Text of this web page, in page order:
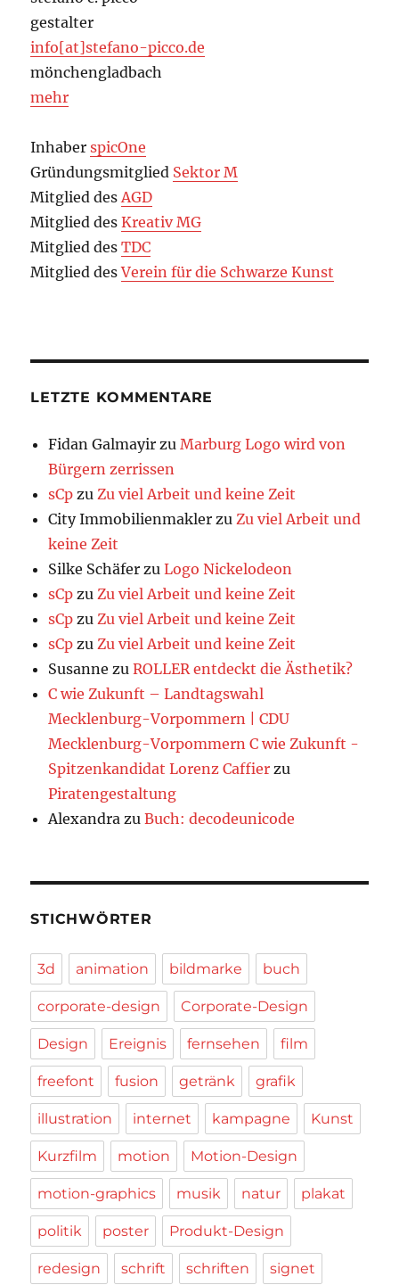
gestalter
info[at]stefano-picco.de
mönchengladbach
mehr
InhaberspicOne
Gründungsmitglied Sektor M
Mitglied des AGD
Mitglied desKreativ MG
Mitglied desTDC
Mitglied desVerein für die Schwarze Kunst
LETZTE KOMMENTARE
Fidan Galmayir zu Marburg Logo wird von
Bürgern zerrissen
sCp zu Zu viel Arbeit und keine Zeit
City Immobilienmakler zu Zu viel Arbeit und
keine Zeit
Silke Schäfer zuLogo Nickelodeon
sCp zu Zu viel Arbeit und keine Zeit
sCp zu Zu viel Arbeit und keine Zeit
sCp zu Zu viel Arbeit und keine Zeit
Susanne zuROLLER entdeckt die Ästhetik?
C wie Zukunft – Landtagswahl
Mecklenburg-Vorpommern | CDU
Mecklenburg-Vorpommern C wie Zukunft -
Spitzenkandidat Lorenz Caffier zu
Piratengestaltung
Alexandra zuBuch: decodeunicode
STICHWÖRTER
3d animation bildmarke buch
corporate-design Corporate-Design
Design Ereignis fernsehen film
freefont fusion getränk grafik
illustration internet kampagne Kunst
Kurzfilm motion Motion-Design
motion-graphics musik natur plakat
politik poster Produkt-Design
redesign schrift schriften signet